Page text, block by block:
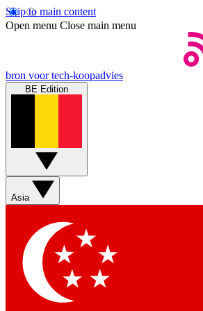
Skip to main content
Open menu Close main menu
bron voor tech-koopadvies
BE Edition
Asia